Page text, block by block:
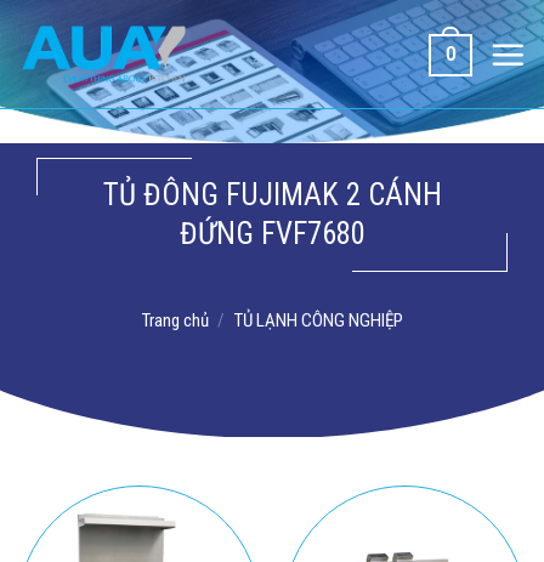
dung
0
TỦ ĐÔNG FUJIMAK 2 CÁNH
ĐỨNG FVF7680
Trang chủ / TỦ LẠNH CÔNG NGHIỆP